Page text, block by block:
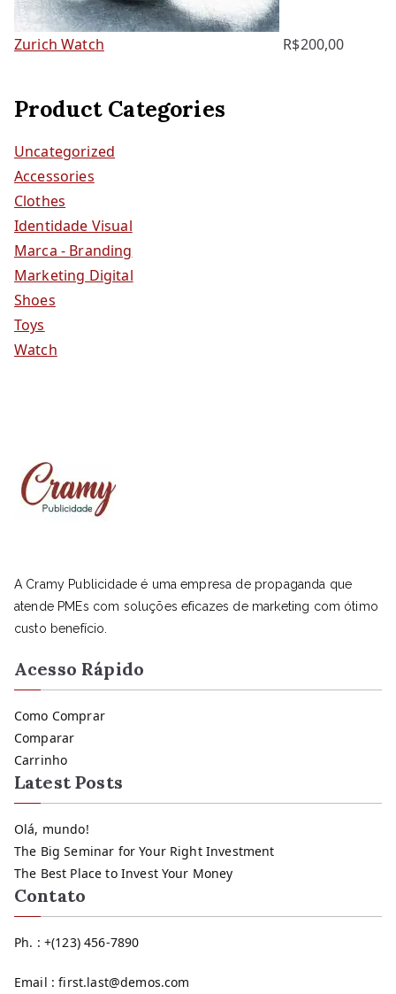
Zurich Watch R$200,00
Product Categories
Uncategorized
Accessories
Clothes
Identidade Visual
Marca - Branding
Marketing Digital
Shoes
Toys
Watch
A Cramy Publicidade é uma empresa de propaganda que
atende PMEs com soluções eficazes de marketing com ótimo
custo benefício.
Acesso Rápido
Como Comprar
Comparar
Carrinho
Latest Posts
Olá, mundo!
The Big Seminar for Your Right Investment
The Best Place to Invest Your Money
Contato
Ph. : +(123) 456-7890
Email : first.last@demos.com